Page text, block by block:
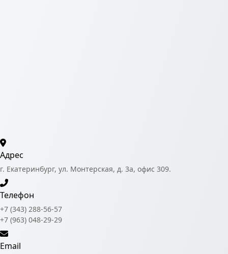
Адрес
г. Екатеринбург, ул. Монтерская, д. 3а, офис 309.
Телефон
+7 (343) 288-56-57
+7 (963) 048-29-29
Email